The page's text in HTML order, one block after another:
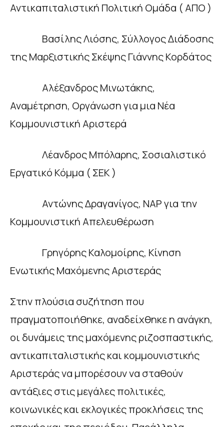
Αντικαπιταλιστική Πολιτική Ομάδα ( ΑΠΟ )
Βασίλης Λιόσης, Σύλλογος Διάδοσης
της Μαρξιστικής Σκέψης Γιάννης Κορδάτος
Αλέξανδρος Μινωτάκης,
Αναμέτρηση, Οργάνωση για μια Νέα
Κομμουνιστική Αριστερά
Λέανδρος Μπόλαρης, Σοσιαλιστικό
Εργατικό Κόμμα ( ΣΕΚ )
Αντώνης Δραγανίγος, ΝΑΡ για την
Κομμουνιστική Απελευθέρωση
Γρηγόρης Καλομοίρης, Κίνηση
Ενωτικής Μαχόμενης Αριστεράς
Στην πλούσια συζήτηση που
πραγματοποιήθηκε, αναδείχθηκε η ανάγκη,
οι δυνάμεις της μαχόμενης ριζοσπαστικής,
αντικαπιταλιστικής και κομμουνιστικής
Αριστεράς να μπορέσουν να σταθούν
αντάξιες στις μεγάλες πολιτικές,
κοινωνικές και εκλογικές προκλήσεις της